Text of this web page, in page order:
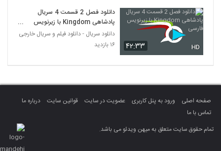
۴۲:۳۳ HD
دانلود فصل 2 قسمت 4 سریال
پادشاهی Kingdom با زیرنویس
فارسی
دانلود سریال - دانلود فیلم و سریال خارجی
۱۶ بازدید
صفحه اصلی ورود به پنل کاربری عضویت در سایت قوانین سایت
درباره ما
تماس با ما
تمام حقوق سایت متعلق به میهن ویدئو می باشد.